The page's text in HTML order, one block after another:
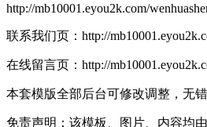
http://mb10001.eyou2k.com/
联系我们页：http://
在线留言页：http://
本套模版全部后台可修改调整，无
免责声明：该模板、图片、内容均